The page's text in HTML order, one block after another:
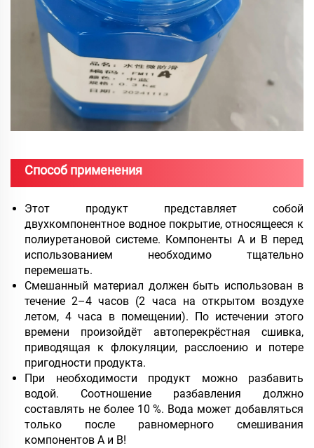
Способ применения
Этот продукт представляет собой
двухкомпонентное водное покрытие, относящееся к
полиуретановой системе. Компоненты А и В перед
использованием необходимо тщательно
перемешать.
Смешанный материал должен быть использован в
течение 2–4 часов (2 часа на открытом воздухе
летом, 4 часа в помещении). По истечении этого
времени произойдёт автоперекрёстная сшивка,
приводящая к флокуляции, расслоению и потере
пригодности продукта.
При необходимости продукт можно разбавить
водой. Соотношение разбавления должно
составлять не более 10 %. Вода может добавляться
только после равномерного смешивания
компонентов А и В!